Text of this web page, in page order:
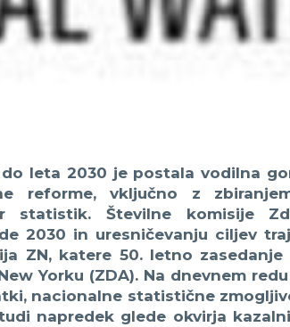
leta 2030 je postala vodilna
reforme, vključno z
statistik. Številne komisije
2030 in uresničevanju ciljev
ZN, katere 50. letno
Yorku (ZDA). Na dnevnem
nacionalne statistične
napredek glede okvirja